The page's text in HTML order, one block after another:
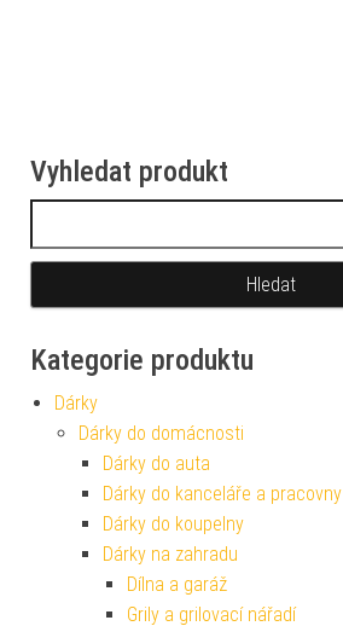
Vyhledat produkt
Kategorie produktu
Dárky
Dárky do domácnosti
Dárky do auta
Dárky do kanceláře a pracovny
Dárky do koupelny
Dárky na zahradu
Dílna a garáž
Grily a grilovací nářadí